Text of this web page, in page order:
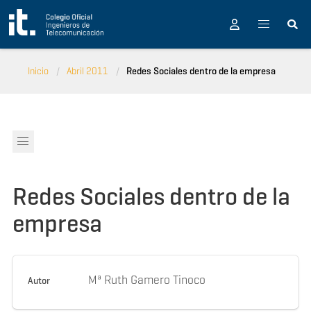
Pasar al contenido principal
Inicio Abril 2011 Redes Sociales dentro de la empresa
Redes Sociales dentro de la
empresa
Autor Mª Ruth Gamero Tinoco